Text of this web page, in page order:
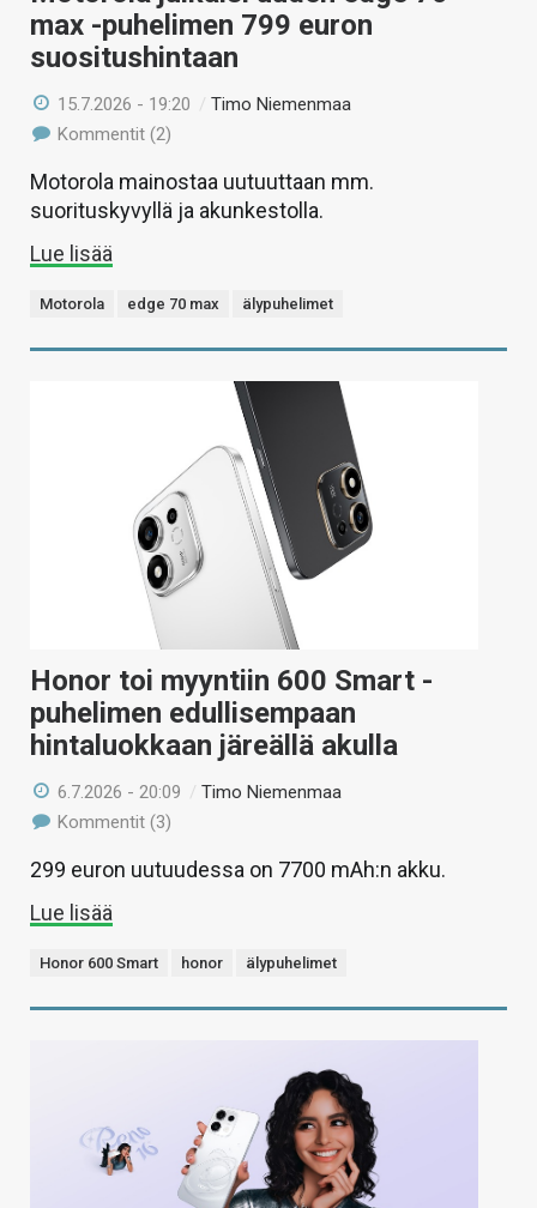
max -puhelimen 799 euron
suositushintaan
15.7.2026 - 19:20 /Timo Niemenmaa
Kommentit (2)
Motorola mainostaa uutuuttaan mm.
suorituskyvyllä ja akunkestolla.
Lue lisää
Motorola edge 70 max älypuhelimet
Honor toi myyntiin 600 Smart -
puhelimen edullisempaan
hintaluokkaan järeällä akulla
6.7.2026 - 20:09 /Timo Niemenmaa
Kommentit (3)
299 euron uutuudessa on 7700 mAh:n akku.
Lue lisää
Honor 600 Smart honor älypuhelimet